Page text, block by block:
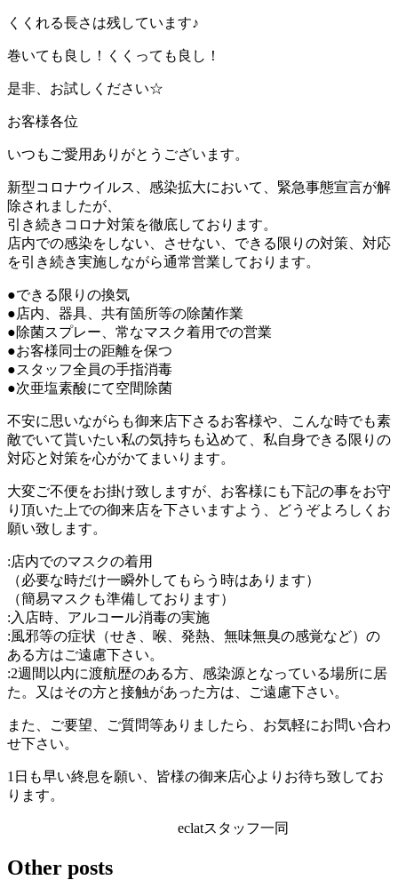
くくれる長さは残しています♪
巻いても良し！くくっても良し！
是非、お試しください☆
お客様各位
いつもご愛用ありがとうございます。
新型コロナウイルス、感染拡大において、緊急事態宣言が解
除されましたが、
引き続きコロナ対策を徹底しております。
店内での感染をしない、させない、できる限りの対策、対応
を引き続き実施しながら通常営業しております。
●できる限りの換気
●店内、器具、共有箇所等の除菌作業
●除菌スプレー、常なマスク着用での営業
●お客様同士の距離を保つ
●スタッフ全員の手指消毒
●次亜塩素酸にて空間除菌
不安に思いながらも御来店下さるお客様や、こんな時でも素
敵でいて貰いたい私の気持ちも込めて、私自身できる限りの
対応と対策を心がかてまいります。
大変ご不便をお掛け致しますが、お客様にも下記の事をお守
り頂いた上での御来店を下さいますよう、どうぞよろしくお
願い致します。
:店内でのマスクの着用
（必要な時だけ一瞬外してもらう時はあります）
（簡易マスクも準備しております）
:入店時、アルコール消毒の実施
:風邪等の症状（せき、喉、発熱、無味無臭の感覚など）の
ある方はご遠慮下さい。
:2週間以内に渡航歴のある方、感染源となっている場所に居
た。又はその方と接触があった方は、ご遠慮下さい。
また、ご要望、ご質問等ありましたら、お気軽にお問い合わ
せ下さい。
1日も早い終息を願い、皆様の御来店心よりお待ち致してお
ります。
eclatスタッフ一同
Other posts